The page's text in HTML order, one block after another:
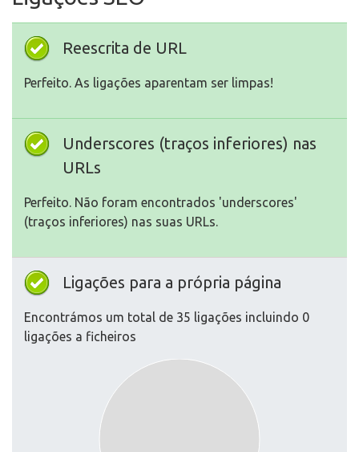
Reescrita de URL
Perfeito. As ligações aparentam ser limpas!
Underscores (traços inferiores) nas
URLs
Perfeito. Não foram encontrados 'underscores'
(traços inferiores) nas suas URLs.
Ligações para a própria página
Encontrámos um total de 35 ligações incluindo 0
ligações a ficheiros